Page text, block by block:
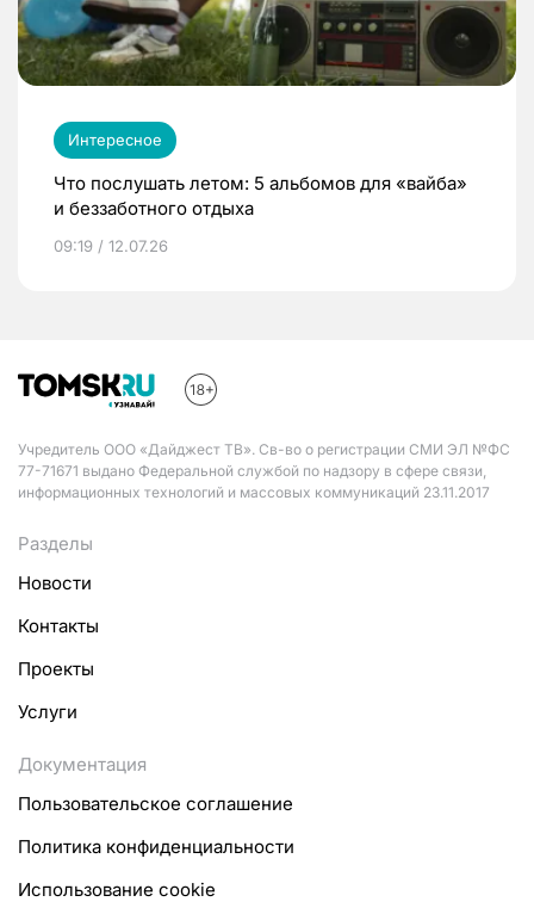
Интересное
Что послушать летом: 5 альбомов для «вайба»
и беззаботного отдыха
09:19 / 12.07.26
Учредитель ООО «Дайджест ТВ». Св-во о регистрации СМИ ЭЛ №ФС
77-71671 выдано Федеральной службой по надзору в сфере связи,
информационных технологий и массовых коммуникаций 23.11.2017
Разделы
Новости
Контакты
Проекты
Услуги
Документация
Пользовательское соглашение
Политика конфиденциальности
Использование cookie